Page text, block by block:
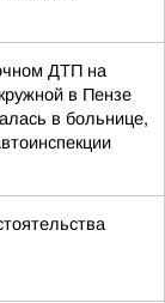
ДТП на
в Пензе
в больнице,